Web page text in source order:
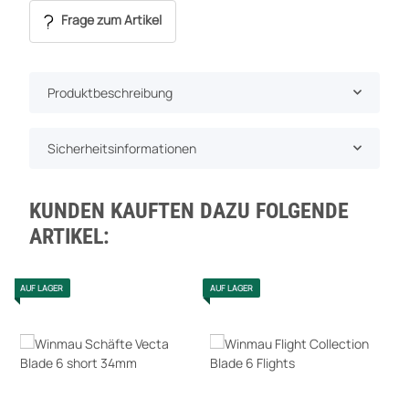
Frage zum Artikel
Produktbeschreibung
Sicherheitsinformationen
KUNDEN KAUFTEN DAZU FOLGENDE
ARTIKEL:
AUF LAGER AUF LAGER